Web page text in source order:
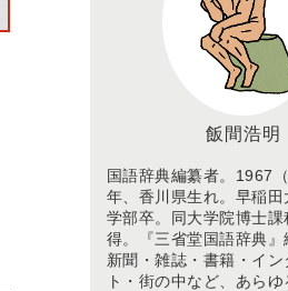
飯間浩明
国語辞典編纂者。1967（
年、香川県生れ。早稲田
学部卒。同大学院博士課
得。『三省堂国語辞典』
新聞・雑誌・書籍・イン
ト・街の中など、あらゆ